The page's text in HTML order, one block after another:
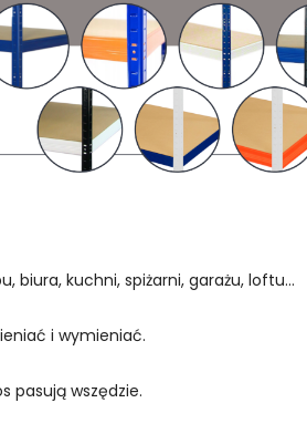
biura, kuchni, spiżarni, garażu, loftu...
i wymieniać.
pasują wszędzie.